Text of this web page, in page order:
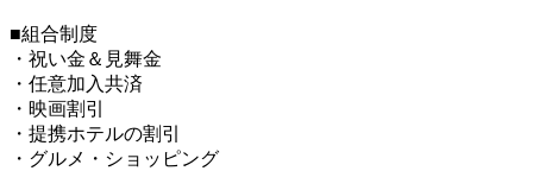
■組合制度
・祝い金＆見舞金
・任意加入共済
・映画割引
・提携ホテルの割引
・グルメ・ショッピング